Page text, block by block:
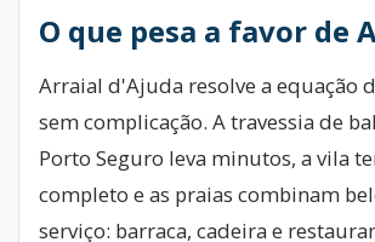
O que pesa a favor de
Arraial d'Ajuda resolve a equação
sem complicação. A travessia de
Porto Seguro leva minutos, a vila
completo e as praias combinam
serviço: barraca, cadeira e